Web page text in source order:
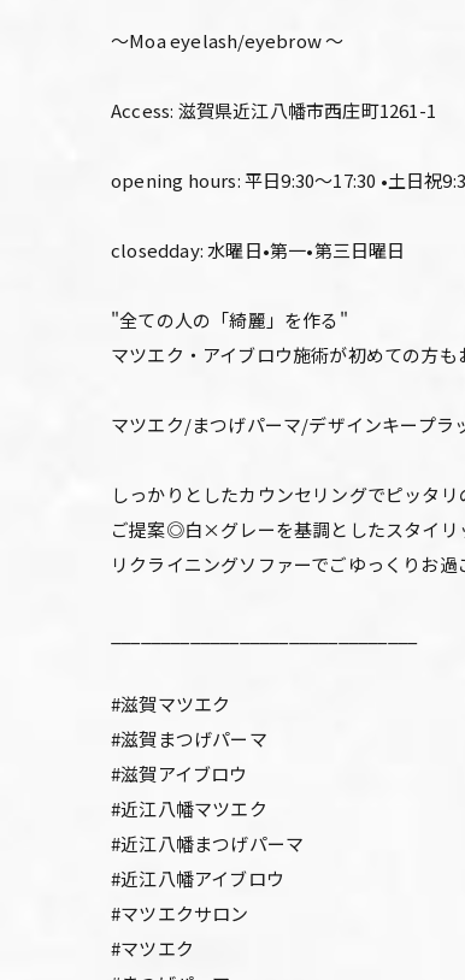
〜Moa eyelash/eyebrow 〜
Access: 滋賀県近江八幡市西庄町1261-1
opening hours: 平日9:30〜17:30 •土日祝
closedday: 水曜日•第一•第三日曜日
"全ての人の「綺麗」を作る"
マツエク・アイブロウ施術が初めての方
マツエク/まつげパーマ/デザインキープ
しっかりとしたカウンセリングでピッタリ
ご提案◎白×グレーを基調としたスタイ
リクライニングソファーでごゆっくりお
#滋賀マツエク
#滋賀まつげパーマ
#滋賀アイブロウ
#近江八幡マツエク
#近江八幡まつげパーマ
#近江八幡アイブロウ
#マツエクサロン
#マツエク